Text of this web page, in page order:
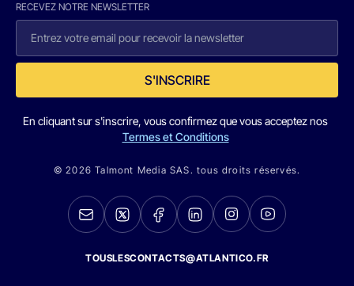
RECEVEZ NOTRE NEWSLETTER
S'INSCRIRE
En cliquant sur s'inscrire, vous confirmez que vous acceptez nos
Termes et Conditions
© 2026 Talmont Media SAS. tous droits réservés.
TOUSLESCONTACTS@ATLANTICO.FR